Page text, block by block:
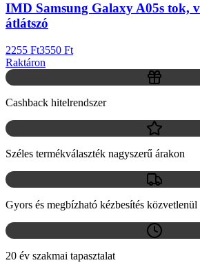
IMD Samsung Galaxy A05s tok,
átlátszó
2255 Ft3550 Ft
Raktáron
Cashback hitelrendszer
Széles termékválaszték nagyszerű árakon
Gyors és megbízható kézbesítés
20 év szakmai tapasztalat